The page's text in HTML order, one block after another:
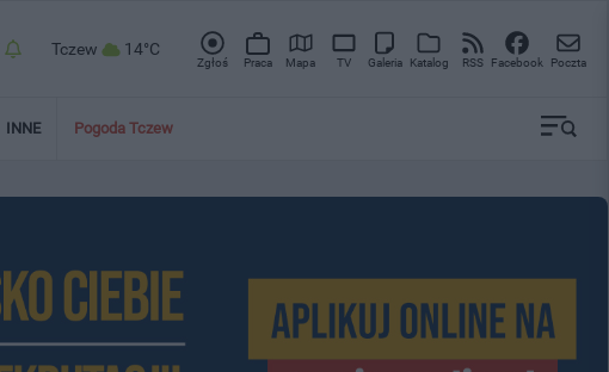
Tczew 14°C
Zgłoś Praca Mapa TV Galeria Katalog RSS Facebook Poczta
INNE Pogoda Tczew